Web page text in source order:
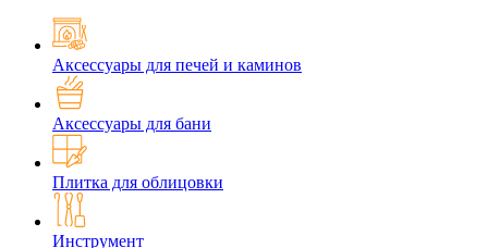
Аксессуары для печей и каминов
Аксессуары для бани
Плитка для облицовки
Инструмент